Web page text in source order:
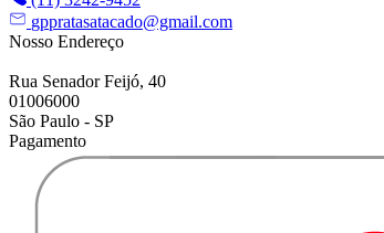
gppratasatacado@gmail.com
Nosso Endereço
Rua Senador Feijó, 40
01006000
São Paulo - SP
Pagamento